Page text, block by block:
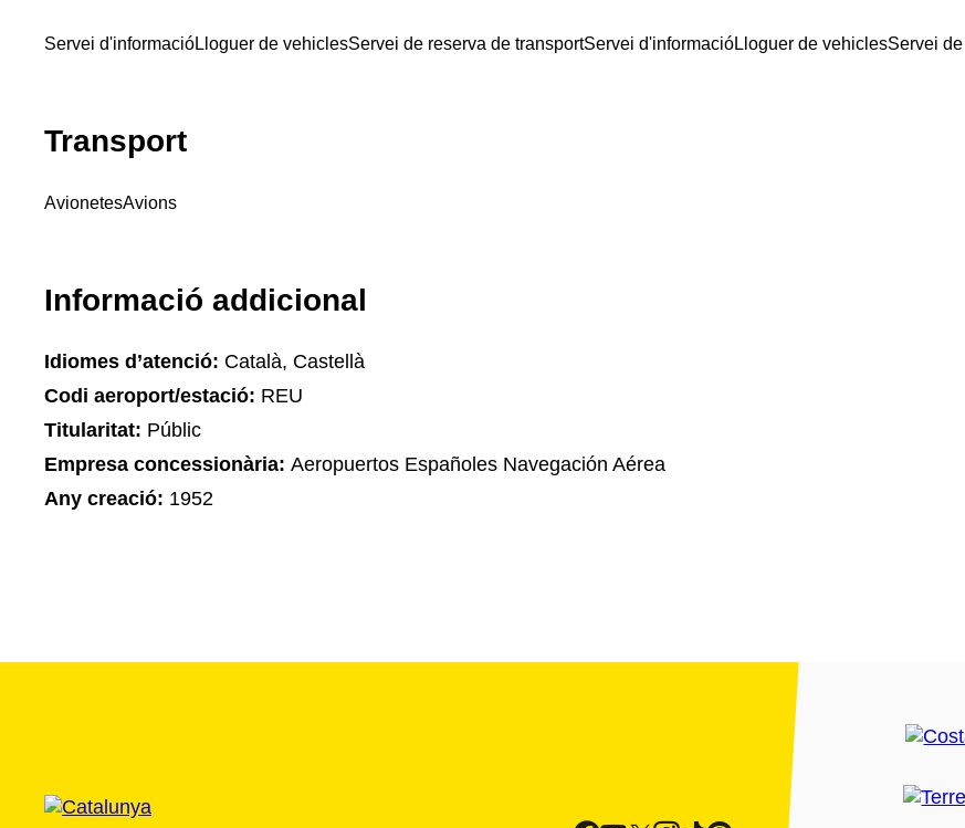
Servei d'informacióLloguer de vehiclesServei de reserva de transportServei d'informacióLloguer de vehiclesServei
Transport
AvionetesAvions
Informació addicional
Idiomes d’atenció: Català, Castellà
Codi aeroport/estació: REU
Titularitat: Públic
Empresa concessionària: Aeropuertos Españoles Navegación Aérea
Any creació: 1952